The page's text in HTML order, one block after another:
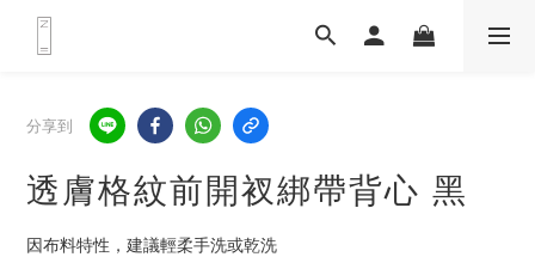
分享到
透膚格紋前開衩綁帶背心 黑
因布料特性，建議輕柔手洗或乾洗